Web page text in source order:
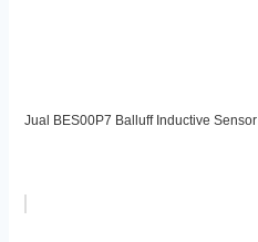
Jual BES00P7 Balluff Inductive Sensor